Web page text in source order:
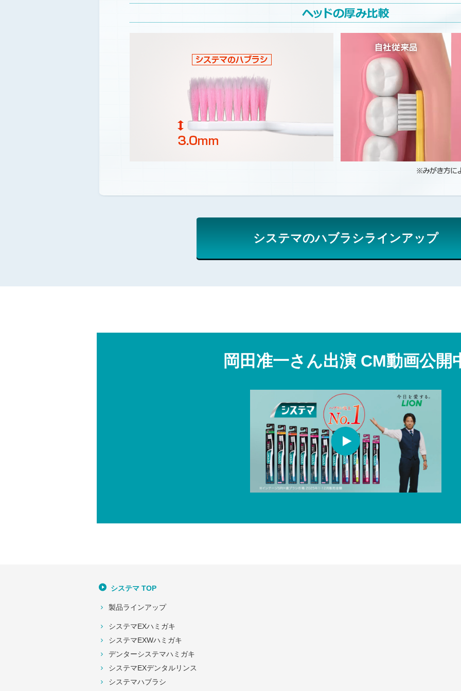
システマのハブラシラインアップ
岡田准一さん出演 CM動画公開
システマ TOP
製品ラインアップ
システマEXハミガキ
システマEXWハミガキ
デンターシステマハミガキ
システマEXデンタルリンス
システマハブラシ